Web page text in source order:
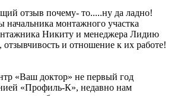
отзыв почему- то.....ну да ладно!
начальника монтажного участка
Никиту и менеджера Лидию
отзывчивость и отношение к их работе!
«Ваш доктор» не первый год
«Профиль-К», недавно нам